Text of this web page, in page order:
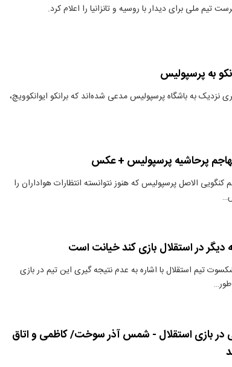
تیم ملی برای دیدار با روسیه و تانزانیا را اعلام کرد.
به پرسپولیس
نزدیک به باشگاه پرسپولیس مدعی شده‌اند که برانکو ایوانکوویچ،
پرحاشیه پرسپولیس + عکس
کنگویی الاصل پرسپولیس که هنوز نتوانسته انتظارات هواداران را
دیگر در استقلال بازی کند خیانت است
تیم استقلال با اشاره به عدم نتیجه گیری این تیم در بازی
داوری: ۲ پنالتی در بازی استقلال - شمس آذر سوخت/ کاظمی و اتاق